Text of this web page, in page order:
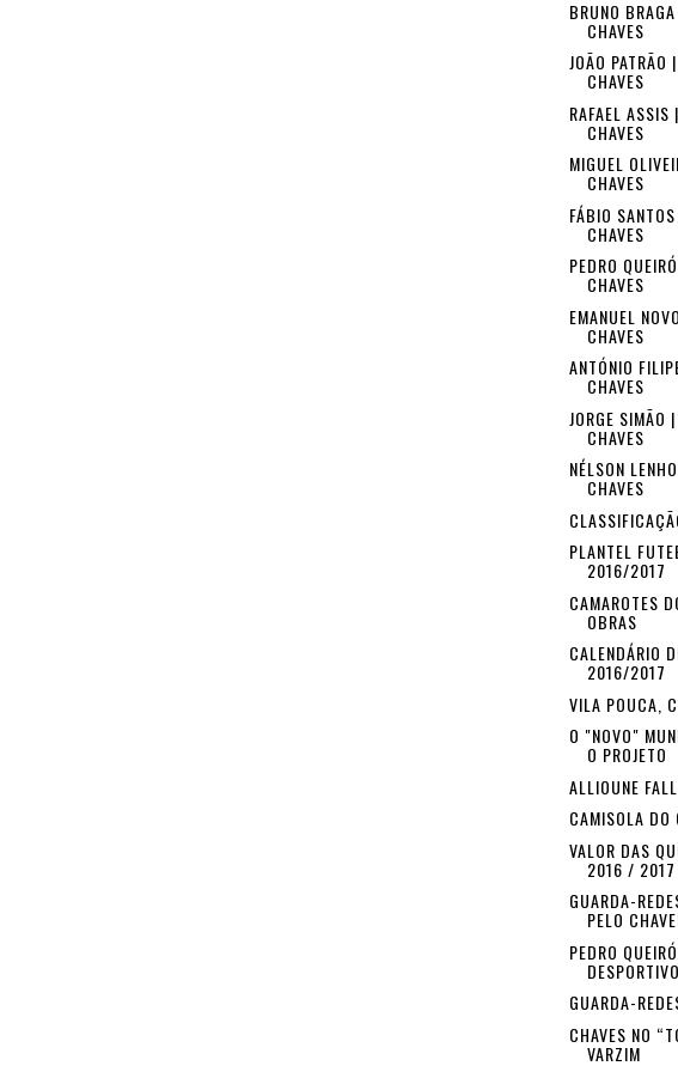
BRUNO
CHAVES
JOÃO PATRÃO
CHAVES
RAFAEL ASSIS
CHAVES
MIGUEL
CHAVES
FÁBIO
CHAVES
PEDRO
CHAVES
EMANUEL
CHAVES
ANTÓNIO
CHAVES
JORGE SIMÃO
CHAVES
NÉLSON
CHAVES
PLANTEL
2016/2017
CAMAROTES
OBRAS
CALENDÁRIO
2016/2017
VILA POUCA,
O "NOVO"
O PROJETO
ALLIOUNE
CAMISOLA DO
VALOR DAS
2016 / 2017
GUARDA-
PELO
PEDRO
GUARDA-
CHAVES NO
VARZIM